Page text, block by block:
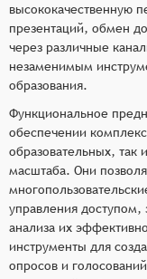
высококачественную
презентаций, обмен
через различные
незаменимым
образования.
Функциональное
обеспечении
образовательных, так
масштаба. Они
управления
анализа их
инструменты для
опросов и